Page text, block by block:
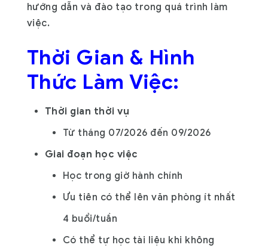
hướng dẫn và đào tạo trong quá trình làm
việc.
Thời Gian & Hình
Thức Làm Việc:
Thời gian thời vụ
Từ tháng 07/2026 đến 09/2026
Giai đoạn học việc
Học trong giờ hành chính
Ưu tiên có thể lên văn phòng ít nhất
4 buổi/tuần
Có thể tự học tài liệu khi không